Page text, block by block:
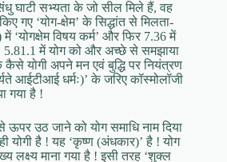
घाटी सभ्यता के जो सील मिले हैं, वह
गए ‘योग-क्षेम’ के सिद्धांत से मिलता-
विषय कर्म’ और फिर 7.36 में
! 5.81.1 में योग को और अच्छे से समझाया
कैसे योगी अपने मन एवं बुद्धि पर नियंत्रण
आईटीआई धर्मः)’ के जरिए कॉस्मोलॉजी
गया है !
ऊपर उठ जाने को योग समाधि नाम दिया
योगी है ! यह ‘कृष्ण (अंधकार)’ है ! योग
लक्ष्य माना गया है ! इसी तरह ‘शुक्ल